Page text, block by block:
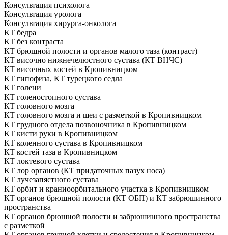
Консультация психолога
Консультация уролога
Консультация хирурга-онколога
КТ бедра
КТ без контраста
КТ брюшной полости и органов малого таза (контраст)
КТ височно нижнечелюстного сустава (КТ ВНЧС)
КТ височных костей в Кропивницком
КТ гипофиза, КТ турецкого седла
КТ голени
КТ голеностопного сустава
КТ головного мозга
КТ головного мозга и шеи с разметкой в Кропивницком
КТ грудного отдела позвоночника в Кропивницком
КТ кисти руки в Кропивницком
КТ коленного сустава в Кропивницком
КТ костей таза в Кропивницком
КТ локтевого сустава
КТ лор органов (КТ придаточных пазух носа)
КТ лучезапястного сустава
КТ орбит и краниоорбитального участка в Кропивницком
КТ органов брюшной полости (КТ ОБП) и КТ забрюшинного
пространства
КТ органов брюшной полости и забрюшинного пространства
с разметкой